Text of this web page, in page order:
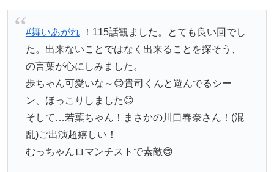
#舞いあがれ！115話観ました。とても良い回でし
た。出来ないことではなく出来ることを探そう、
の言葉が心にしみました。
歩ちゃん可愛いな～😊貴司くんと遊んでるシー
ン、ほっこりしました😊
そして…若葉ちゃん！まさかの川口春奈さん！(混
乱)ご出演超嬉しい！
むっちゃんロマンチストで素敵😊